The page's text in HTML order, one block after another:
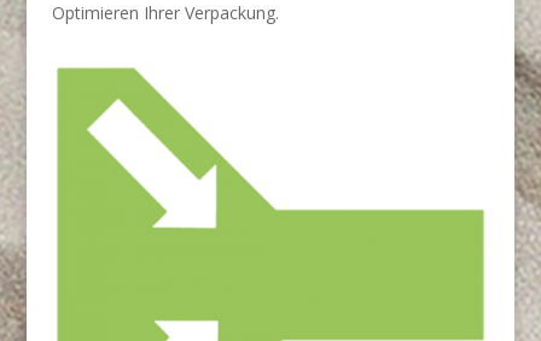
Optimieren Ihrer Verpackung.